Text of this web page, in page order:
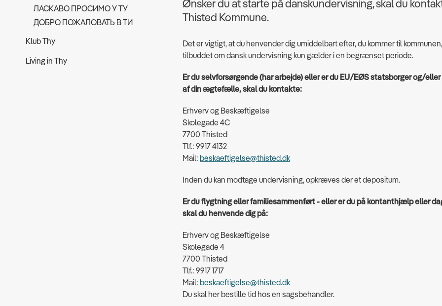
ЛАСКАВО ПРОСИМО У ТУ
ДОБРО ПОЖАЛОВАТЬ В ТИ
Klub Thy
Living in Thy
Ønsker du at starte på danskundervisning, skal du
Thisted Kommune.
Det er vigtigt, at du henvender dig umiddelbart efter, du kommer til
tilbuddet om dansk undervisning kun gælder i en begrænset periode.
Er du selvforsørgende (har arbejde) eller er du EU/EØS statsborger og/
af din ægtefælle, skal du kontakte:
Erhverv og Beskæftigelse
Skolegade 4C
7700 Thisted
Tlf.: 9917 4132
Mail: beskaeftigelse@thisted.dk
Inden du kan modtage undervisning, opkræves der et depositum.
Er du flygtning eller familiesammenført - eller er du på kontanthjælp eller
skal du henvende dig på:
Erhverv og Beskæftigelse
Skolegade 4
7700 Thisted
Tlf.: 9917 1717
Mail: beskaeftigelse@thisted.dk
Du skal her bestille tid hos en sagsbehandler.